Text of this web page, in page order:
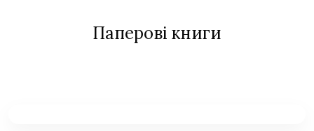
Паперові книги